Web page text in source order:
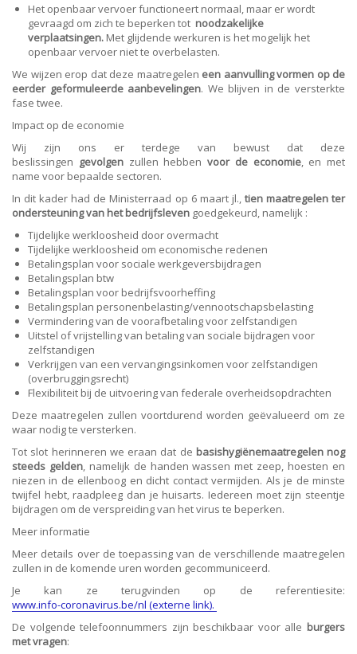
Het openbaar vervoer functioneert normaal, maar er wordt
gevraagd om zich te beperken tot noodzakelijke
verplaatsingen. Met glijdende werkuren is het mogelijk het
openbaar vervoer niet te overbelasten.
We wijzen erop dat deze maatregelen een aanvulling vormen op de
eerder geformuleerde aanbevelingen. We blijven in de versterkte
fase twee.
Impact op de economie
Wij zijn ons er terdege van bewust dat deze
beslissingen gevolgenzullen hebben voor de economie, en met
name voor bepaalde sectoren.
In dit kader had de Ministerraad op 6 maart jl., tien maatregelen ter
ondersteuningvan het bedrijfsleven goedgekeurd, namelijk :
Tijdelijke werkloosheid door overmacht
Tijdelijke werkloosheid om economische redenen
Betalingsplan voor sociale werkgeversbijdragen
Betalingsplan btw
Betalingsplan voor bedrijfsvoorheffing
Betalingsplan personenbelasting/vennootschapsbelasting
Vermindering van de voorafbetaling voor zelfstandigen
Uitstel of vrijstelling van betaling van sociale bijdragen voor
zelfstandigen
Verkrijgen van een vervangingsinkomen voor zelfstandigen
(overbruggingsrecht)
Flexibiliteit bij de uitvoering van federale overheidsopdrachten
Deze maatregelen zullen voortdurend worden geëvalueerd om ze
waar nodig te versterken.
Tot slot herinneren we eraan dat de basishygiënemaatregelen nog
steeds gelden, namelijk de handen wassen met zeep, hoesten en
niezen in de ellenboog en dicht contact vermijden. Als je de minste
twijfel hebt, raadpleeg dan je huisarts. Iedereen moet zijn steentje
bijdragen om de verspreiding van het virus te beperken.
Meer informatie
Meer details over de toepassing van de verschillende maatregelen
zullen in de komende uren worden gecommuniceerd.
Je kan ze terugvinden op de referentiesite:
www.info-coronavirus.be/nl (externe link).
De volgende telefoonnummers zijn beschikbaar voor alle burgers
met vragen: